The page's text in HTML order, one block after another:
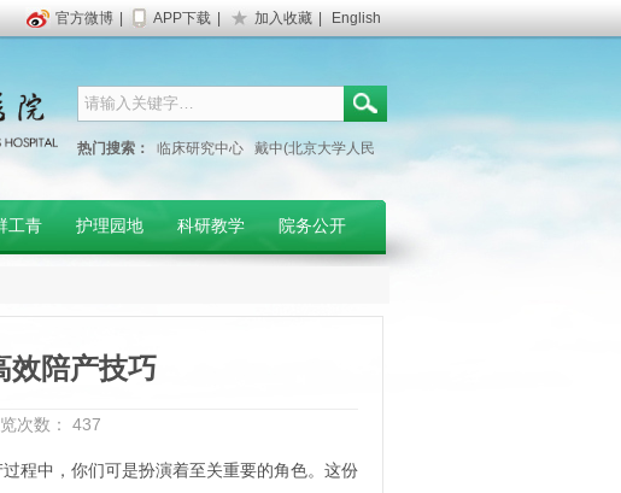
官方微博 APP下载 加入收藏 English
热门搜索： 临床研究中心
戴中(北京大学人民
医院专家)
工青 护理园地 科研教学 院务公开
效陪产技巧
次数： 437
程中，你们可是扮演着至关重要的角色。这份